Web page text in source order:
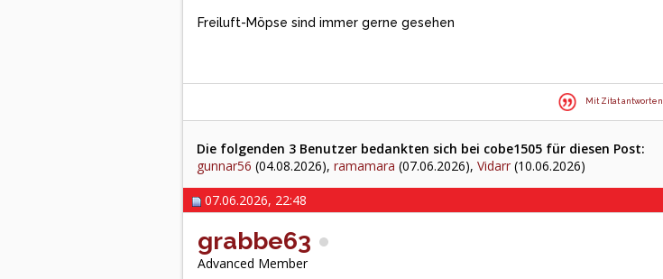
Freiluft-Möpse sind immer gerne gesehen
Mit Zitat antworten
Die folgenden 3 Benutzer bedankten sich bei cobe1505 für diesen Post:
gunnar56 (04.08.2026), ramamara (07.06.2026), Vidarr (10.06.2026)
07.06.2026, 22:48
grabbe63
Advanced Member